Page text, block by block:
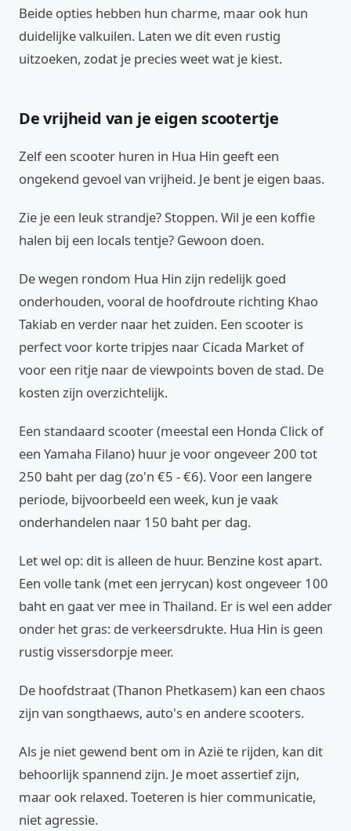
Beide opties hebben hun charme, maar ook hun
duidelijke valkuilen. Laten we dit even rustig
uitzoeken, zodat je precies weet wat je kiest.
De vrijheid van je eigen scootertje
Zelf een scooter huren in Hua Hin geeft een
ongekend gevoel van vrijheid. Je bent je eigen baas.
Zie je een leuk strandje? Stoppen. Wil je een koffie
halen bij een locals tentje? Gewoon doen.
De wegen rondom Hua Hin zijn redelijk goed
onderhouden, vooral de hoofdroute richting Khao
Takiab en verder naar het zuiden. Een scooter is
perfect voor korte tripjes naar Cicada Market of
voor een ritje naar de viewpoints boven de stad. De
kosten zijn overzichtelijk.
Een standaard scooter (meestal een Honda Click of
een Yamaha Filano) huur je voor ongeveer 200 tot
250 baht per dag (zo'n €5 - €6). Voor een langere
periode, bijvoorbeeld een week, kun je vaak
onderhandelen naar 150 baht per dag.
Let wel op: dit is alleen de huur. Benzine kost apart.
Een volle tank (met een jerrycan) kost ongeveer 100
baht en gaat ver mee in Thailand. Er is wel een adder
onder het gras: de verkeersdrukte. Hua Hin is geen
rustig vissersdorpje meer.
De hoofdstraat (Thanon Phetkasem) kan een chaos
zijn van songthaews, auto's en andere scooters.
Als je niet gewend bent om in Azië te rijden, kan dit
behoorlijk spannend zijn. Je moet assertief zijn,
maar ook relaxed. Toeteren is hier communicatie,
niet agressie.